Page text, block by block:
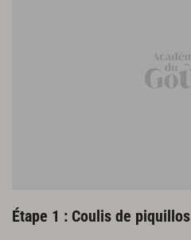
Montage des mini-burgers
Étape 1 : Coulis de piquillos